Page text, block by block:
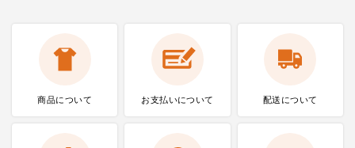
商品について お支払いについて 配送について